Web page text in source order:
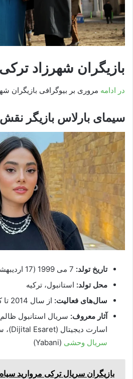
بازیگران شهرزاد ترکی
در ادامه مروری بر بیوگرافی بازیگران
سیمای بارلاس بازیگر
تاریخ تولد:
محل تولد: استانبول، ترکیه
سال‌های فعالیت: از سال 2014 تا کنون
آثار معروف:
اسارت دیجیتال (Dijital Esaret)، سریال عمر (Ömer) و
سریال وحشی (Yabani)
بازیگران سریال ترکی مروارید